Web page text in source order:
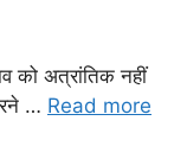
को अत्रांतिक नहीं
… Read more